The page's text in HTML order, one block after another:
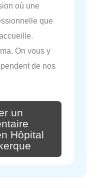
où une
que
On vous y
de nos
un
Hôpital